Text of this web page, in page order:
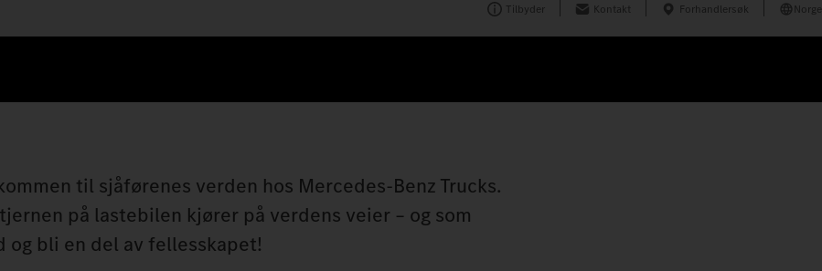
Tilbyder Kontakt Forhandlersøk Norge
til sjåførenes verden hos Mercedes‑Benz Trucks.
på lastebilen kjører på verdens veier – og som
og bli en del av fellesskapet!